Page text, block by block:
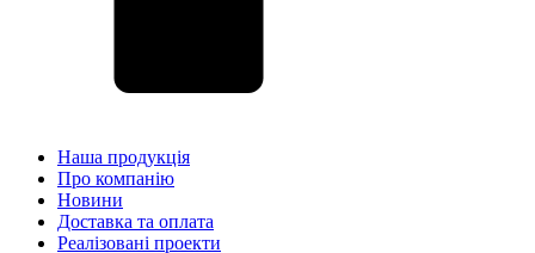
Наша продукція
Про компанію
Новини
Доставка та оплата
Реалізовані проекти